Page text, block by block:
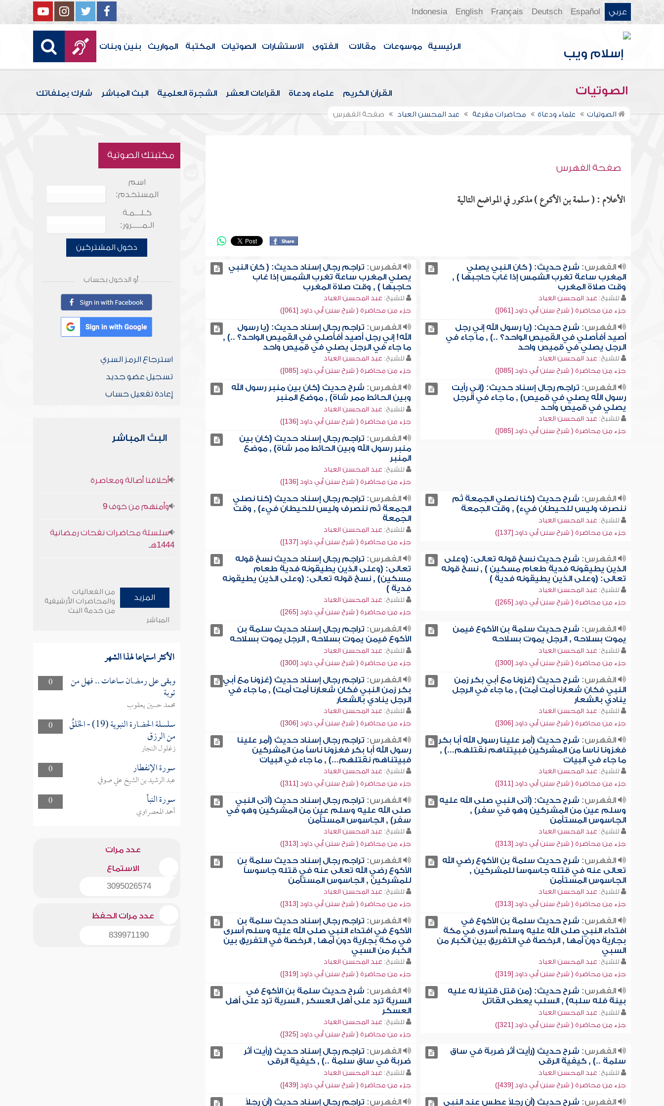
عربي Español
Deutsch
Français
English
Indonesia
الرئيسية موسوعات مقالات الفتوى الاستشارات الصوتيات المكتبة المواريث بنين وبنات
الصوتيات القرآن الكريم علماء ودعاة القراءات العشر الشجرة العلمية البث المباشر شارك بملفاتك
الصوتيات علماء ودعاة محاضرات مفرغة عبد المحسن العباد صفحة الفهرس
صفحة الفهرس
الأعلام : ( سلمة بن الأكوع ) مذكور في المواضع التالية
الفهرس: شرح حديث: ( كان النبي يصلي
المغرب ساعة تغرب الشمس إذا غاب حاجبها ) ,
وقت صلاة المغرب
للشيخ: عبد المحسن العباد
جزء من محاضرة ( شرح سنن أبي داود [061])
الفهرس: تراجم رجال إسناد حديث: ( كان النبي
يصلي المغرب ساعة تغرب الشمس إذا غاب
حاجبها ) , وقت صلاة المغرب
للشيخ: عبد المحسن العباد
جزء من محاضرة ( شرح سنن أبي داود [061])
الفهرس: شرح حديث: (يا رسول الله إني رجل
أصيد أفأصلي في القميص الواحد؟ ..) , ما جاء في
الرجل يصلي في قميص واحد
للشيخ: عبد المحسن العباد
جزء من محاضرة ( شرح سنن أبي داود [085])
الفهرس: تراجم رجال إسناد حديث: (يا رسول
الله! إني رجل أصيد أفأصلي في القميص الواحد؟ ..) ,
ما جاء في الرجل يصلي في قميص واحد
للشيخ: عبد المحسن العباد
جزء من محاضرة ( شرح سنن أبي داود [085])
الفهرس: تراجم رجال إسناد حديث: (إني رأيت
رسول الله يصلي في قميص) , ما جاء في الرجل
يصلي في قميص واحد
للشيخ: عبد المحسن العباد
جزء من محاضرة ( شرح سنن أبي داود [085])
الفهرس: شرح حديث (كان بين منبر رسول الله
وبين الحائط ممر شاة) , موضع المنبر
للشيخ: عبد المحسن العباد
جزء من محاضرة ( شرح سنن أبي داود [136])
الفهرس: تراجم رجال إسناد حديث (كان بين
منبر رسول الله وبين الحائط ممر شاة) , موضع
المنبر
للشيخ: عبد المحسن العباد
جزء من محاضرة ( شرح سنن أبي داود [136])
الفهرس: شرح حديث (كنا نصلي الجمعة ثم
ننصرف وليس للحيطان فيء) , وقت الجمعة
للشيخ: عبد المحسن العباد
جزء من محاضرة ( شرح سنن أبي داود [137])
الفهرس: تراجم رجال إسناد حديث (كنا نصلي
الجمعة ثم ننصرف وليس للحيطان فيء) , وقت
الجمعة
للشيخ: عبد المحسن العباد
جزء من محاضرة ( شرح سنن أبي داود [137])
الفهرس: شرح حديث نسخ قوله تعالى: (وعلى
الذين يطيقونه فدية طعام مسكين ) , نسخ قوله
تعالى: (وعلى الذين يطيقونه فدية )
للشيخ: عبد المحسن العباد
جزء من محاضرة ( شرح سنن أبي داود [265])
الفهرس: تراجم رجال إسناد حديث نسخ قوله
تعالى: (وعلى الذين يطيقونه فدية طعام
مسكين) , نسخ قوله تعالى: (وعلى الذين يطيقونه
فدية )
للشيخ: عبد المحسن العباد
جزء من محاضرة ( شرح سنن أبي داود [265])
الفهرس: شرح حديث سلمة بن الأكوع فيمن
يموت بسلاحه , الرجل يموت بسلاحه
للشيخ: عبد المحسن العباد
جزء من محاضرة ( شرح سنن أبي داود [300])
الفهرس: تراجم رجال إسناد حديث سلمة بن
الأكوع فيمن يموت بسلاحه , الرجل يموت بسلاحه
للشيخ: عبد المحسن العباد
جزء من محاضرة ( شرح سنن أبي داود [300])
الفهرس: شرح حديث (غزونا مع أبي بكر زمن
النبي فكان شعارنا أمت أمت) , ما جاء في الرجل
ينادي بالشعار
للشيخ: عبد المحسن العباد
جزء من محاضرة ( شرح سنن أبي داود [306])
الفهرس: تراجم رجال إسناد حديث (غزونا مع أبي
بكر زمن النبي فكان شعارنا أمت أمت) , ما جاء في
الرجل ينادي بالشعار
للشيخ: عبد المحسن العباد
جزء من محاضرة ( شرح سنن أبي داود [306])
الفهرس: شرح حديث (أمر علينا رسول الله أبا بكر
فغزونا ناساً من المشركين فبيتناهم نقتلهم...) ,
ما جاء في البيات
للشيخ: عبد المحسن العباد
جزء من محاضرة ( شرح سنن أبي داود [311])
الفهرس: تراجم رجال إسناد حديث (أمر علينا
رسول الله أبا بكر فغزونا ناساً من المشركين
فبيتناهم نقتلهم...) , ما جاء في البيات
للشيخ: عبد المحسن العباد
جزء من محاضرة ( شرح سنن أبي داود [311])
الفهرس: شرح حديث: (أتى النبي صلى الله عليه
وسلم عين من المشركين وهو في سفر) ,
الجاسوس المستأمن
للشيخ: عبد المحسن العباد
جزء من محاضرة ( شرح سنن أبي داود [313])
الفهرس: تراجم رجال إسناد حديث (أتى النبي
صلى الله عليه وسلم عين من المشركين وهو في
سفر) , الجاسوس المستأمن
للشيخ: عبد المحسن العباد
جزء من محاضرة ( شرح سنن أبي داود [313])
الفهرس: شرح حديث سلمة بن الأكوع رضي الله
تعالى عنه في قتله جاسوساً للمشركين ,
الجاسوس المستأمن
للشيخ: عبد المحسن العباد
جزء من محاضرة ( شرح سنن أبي داود [313])
الفهرس: تراجم رجال إسناد حديث سلمة بن
الأكوع رضي الله تعالى عنه في قتله جاسوساً
للمشركين , الجاسوس المستأمن
للشيخ: عبد المحسن العباد
جزء من محاضرة ( شرح سنن أبي داود [313])
الفهرس: شرح حديث سلمة بن الأكوع في
افتداء النبي صلى الله عليه وسلم أسرى في مكة
بجارية دون أمها , الرخصة في التفريق بين الكبار من
السبي
للشيخ: عبد المحسن العباد
جزء من محاضرة ( شرح سنن أبي داود [319])
الفهرس: تراجم رجال إسناد حديث سلمة بن
الأكوع في افتداء النبي صلى الله عليه وسلم أسرى
في مكة بجارية دون أمها , الرخصة في التفريق بين
الكبار من السبي
للشيخ: عبد المحسن العباد
جزء من محاضرة ( شرح سنن أبي داود [319])
الفهرس: شرح حديث: (من قتل قتيلاً له عليه
بينة فله سلبه) , السلب يعطى القاتل
للشيخ: عبد المحسن العباد
جزء من محاضرة ( شرح سنن أبي داود [321])
الفهرس: شرح حديث سلمة بن الأكوع في
السرية ترد على أهل العسكر , السرية ترد على أهل
العسكر
للشيخ: عبد المحسن العباد
جزء من محاضرة ( شرح سنن أبي داود [325])
الفهرس: شرح حديث (رأيت أثر ضربة في ساق
سلمة ..) , كيفية الرقى
للشيخ: عبد المحسن العباد
جزء من محاضرة ( شرح سنن أبي داود [439])
الفهرس: تراجم رجال إسناد حديث (رأيت أثر
ضربة في ساق سلمة ..) , كيفية الرقى
للشيخ: عبد المحسن العباد
جزء من محاضرة ( شرح سنن أبي داود [439])
الفهرس: شرح حديث (أن رجلاً عطس عند النبي الفهرس: تراجم رجال إسناد حديث (أن رجلاً
مكتبتك الصوتية
اسم
المستخدم:
كـلـــمـة
الـمـــــرور:
دخول المشتركين
أو الدخول بحساب
استرجاع الرمز السري
تسجيل عضو جديد
إعادة تفعيل حساب
البث المباشر
أخلاقنا أصالة ومعاصرة
وأمنهم من خوف 9
سلسلة محاضرات نفحات رمضانية
1444هـ
المزيد
من الفعاليات
والمحاضرات الأرشيفية
من خدمة البث
المباشر
الأكثر استماعا لهذا الشهر
0 وبقى على رمضان ساعات .. فهل من
توبة
محمد حسين يعقوب
0
سلسلة الحضارة النبوية (19) - الخَلقُ
من الرزق
زغلول النجار
0
سورة الإنفطار
عبد الرشيد بن الشيخ علي صوفي
0
سورة النبأ
أحمد المعصراوي
عدد مرات
الاستماع
3095026574
عدد مرات الحفظ
839971190